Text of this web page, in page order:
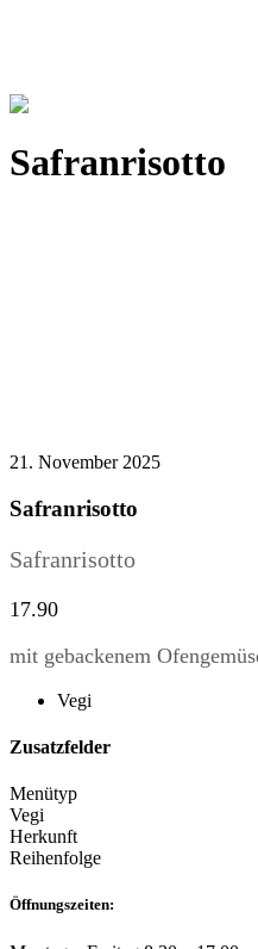
Safranrisotto
21. November 2025
Safranrisotto
Safranrisotto
17.90
mit gebackenem
Vegi
Zusatzfelder
Menütyp
Vegi
Herkunft
Reihenfolge
Öffnungszeiten: